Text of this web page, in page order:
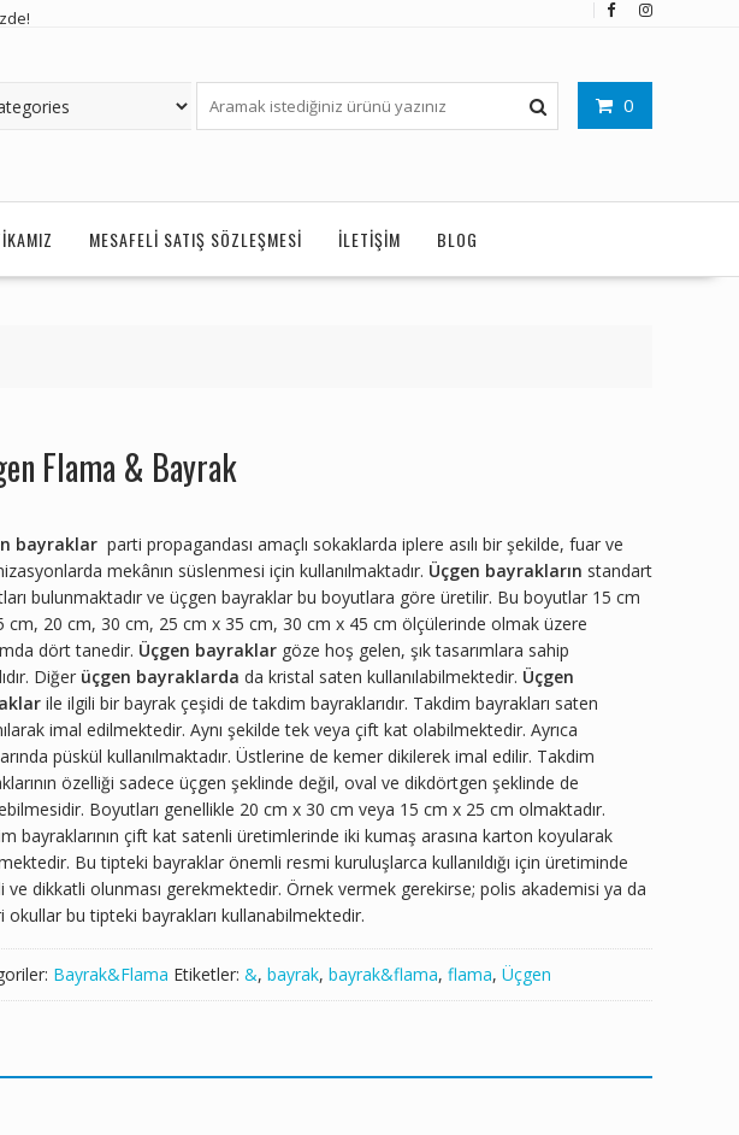
0
MESAFELI SATIŞ SÖZLEŞMESI İLETIŞIM BLOG
Flama & Bayrak
bayraklar parti propagandası amaçlı sokaklarda iplere asılı bir şekilde, fuar ve
mekânın süslenmesi için kullanılmaktadır. Üçgen bayrakların standart
bulunmaktadır ve üçgen bayraklar bu boyutlara göre üretilir. Bu boyutlar 15 cm
cm, 20 cm, 30 cm, 25 cm x 35 cm, 30 cm x 45 cm ölçülerinde olmak üzere
dört tanedir. Üçgen bayraklar göze hoş gelen, şık tasarımlara sahip
Diğer üçgen bayraklarda da kristal saten kullanılabilmektedir. Üçgen
ile ilgili bir bayrak çeşidi de takdim bayraklarıdır. Takdim bayrakları saten
imal edilmektedir. Aynı şekilde tek veya çift kat olabilmektedir. Ayrıca
püskül kullanılmaktadır. Üstlerine de kemer dikilerek imal edilir. Takdim
özelliği sadece üçgen şeklinde değil, oval ve dikdörtgen şeklinde de
Boyutları genellikle 20 cm x 30 cm veya 15 cm x 25 cm olmaktadır.
bayraklarının çift kat satenli üretimlerinde iki kumaş arasına karton koyularak
Bu tipteki bayraklar önemli resmi kuruluşlarca kullanıldığı için üretiminde
ve dikkatli olunması gerekmektedir. Örnek vermek gerekirse; polis akademisi ya da
okullar bu tipteki bayrakları kullanabilmektedir.
Bayrak&Flama Etiketler: &, bayrak, bayrak&flama, flama, Üçgen